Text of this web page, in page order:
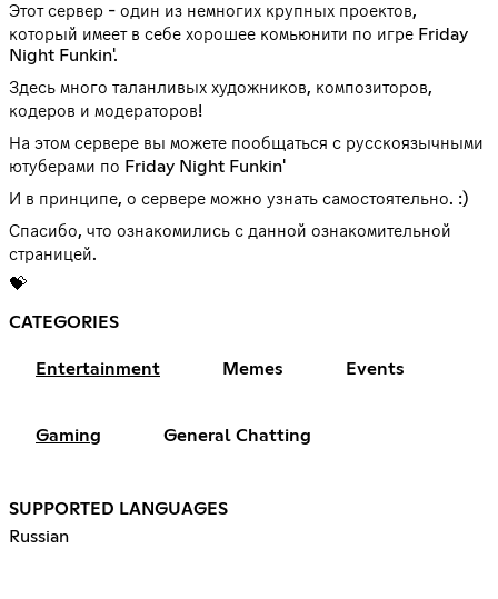
Этот сервер - один из немногих крупных проектов,
который имеет в себе хорошее комьюнити по игре Friday
Night Funkin'.
Здесь много таланливых художников, композиторов,
кодеров и модераторов!
На этом сервере вы можете пообщаться с русскоязычными
ютуберами по Friday Night Funkin'
И в принципе, о сервере можно узнать самостоятельно. :)
Спасибо, что ознакомились с данной ознакомительной
страницей.
💝
CATEGORIES
Entertainment Memes Events
Gaming General Chatting
SUPPORTED LANGUAGES
Russian